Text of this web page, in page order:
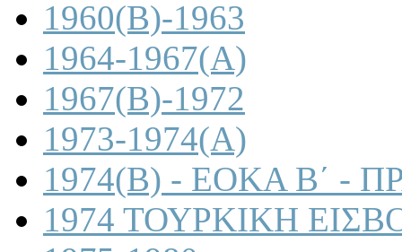
1960(B)-1963
1964-1967(A)
1967(B)-1972
1973-1974(A)
1974(B) - ΕΟΚΑ Β΄ -
1974 ΤΟΥΡΚΙΚΗ